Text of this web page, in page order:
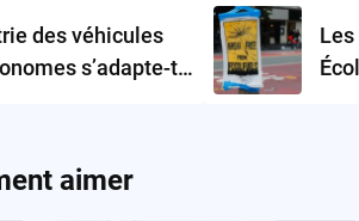
des véhicules
s’adapte-t-
aimer